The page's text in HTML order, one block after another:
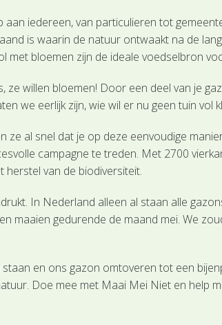
iedereen, van particulieren tot
is waarin de natuur ontwaakt na de
met bloemen zijn de ideale voedselbron
willen bloemen! Door een deel van je
we eerlijk zijn, wie wil er nu geen tuin vol
al snel dat je op deze eenvoudige
campagne te treden. Met 2700
van de biodiversiteit.
In Nederland alleen al staan alle
maaien gedurende de maand mei. We
en ons gazon omtoveren tot een
Doe mee met Maai Mei Niet en help